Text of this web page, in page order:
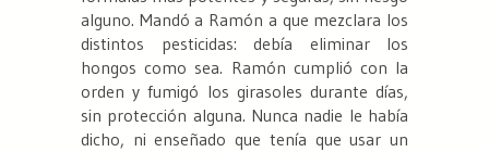
alguno. Mandó a Ramón a que mezclara los
distintos pesticidas: debía eliminar los
hongos como sea. Ramón cumplió con la
orden y fumigó los girasoles durante días,
sin protección alguna. Nunca nadie le había
dicho, ni enseñado que tenía que usar un